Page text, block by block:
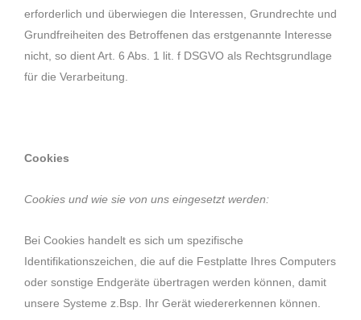
erforderlich und überwiegen die Interessen, Grundrechte und
Grundfreiheiten des Betroffenen das erstgenannte Interesse
nicht, so dient Art. 6 Abs. 1 lit. f DSGVO als Rechtsgrundlage
für die Verarbeitung.
Cookies
Cookies und wie sie von uns eingesetzt werden:
Bei Cookies handelt es sich um spezifische
Identifikationszeichen, die auf die Festplatte Ihres Computers
oder sonstige Endgeräte übertragen werden können, damit
unsere Systeme z.Bsp. Ihr Gerät wiedererkennen können.